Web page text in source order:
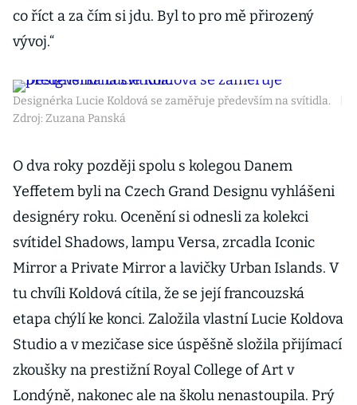
co říct a za čím si jdu. Byl to pro mě přirozený
vývoj.“
Designérka Lucie Koldová se zaměřuje především na svítidla.
Zdroj: Zuzana Panská
O dva roky později spolu s kolegou Danem
Yeffetem byli na Czech Grand Designu vyhlášeni
designéry roku. Ocenění si odnesli za kolekci
svítidel Shadows, lampu Versa, zrcadla Iconic
Mirror a Private Mirror a lavičky Urban Islands. V
tu chvíli Koldová cítila, že se její francouzská
etapa chýlí ke konci. Založila vlastní Lucie Koldova
Studio a v mezičase sice úspěšně složila přijímací
zkoušky na prestižní Royal College of Art v
Londýně, nakonec ale na školu nenastoupila. Prý